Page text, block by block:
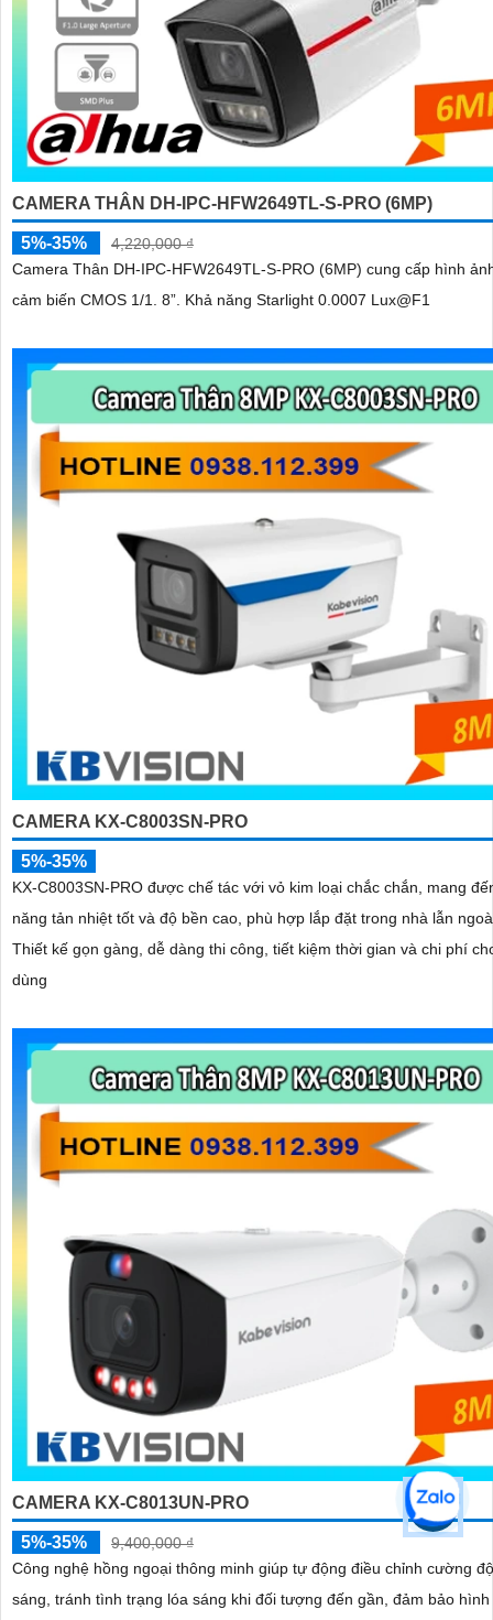
CAMERA THÂN DH-IPC-HFW2649TL-S-PRO (6MP)
5%-35%
4,220,000 ₫
Camera Thân DH-IPC-HFW2649TL-S-PRO (6MP) cung cấp hình
cảm biến CMOS 1/1. 8”. Khả năng Starlight 0.0007 Lux@F1
CAMERA KX-C8003SN-PRO
5%-35%
KX-C8003SN-PRO được chế tác với vỏ kim loại chắc chắn, mang
năng tản nhiệt tốt và độ bền cao, phù hợp lắp đặt trong nhà lẫn
Thiết kế gọn gàng, dễ dàng thi công, tiết kiệm thời gian và chi phí
dùng
CAMERA KX-C8013UN-PRO
5%-35%
9,400,000 ₫
Công nghệ hồng ngoại thông minh giúp tự động điều chỉnh cường
sáng, tránh tình trạng lóa sáng khi đối tượng đến gần, đảm bảo